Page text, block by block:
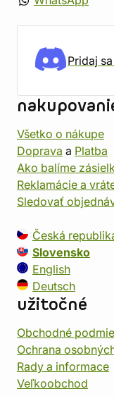
Pridaj
Všetko o nákupe
Doprava a Platba
Ako balíme
Reklamácie a
Sledovať
Česká
Slovensko
English
Deutsch
užitočné
Obchodné
Ochrana
Rady a informace
Veľkoobchod